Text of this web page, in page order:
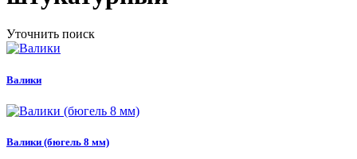
Уточнить поиск
Валики
Валики (бюгель 8 мм)